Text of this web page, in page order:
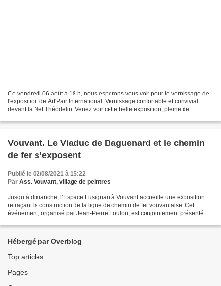
Ce vendredi 06 août à 18 h, nous espérons vous voir pour le vernissage de
l'exposition de Art'Pair International. Vernissage confortable et convivial
devant la Nef Théodelin. Venez voir cette belle exposition, pleine de
Vouvant. Le Viaduc de Baguenard et le chemin
de fer s’exposent
Publié le 02/08/2021 à 15:22
Par Ass. Vouvant, village de peintres
Jusqu’à dimanche, l’Espace Lusignan à Vouvant accueille une exposition
retraçant la construction de la ligne de chemin de fer vouvantaise. Cet
événement, organisé par Jean-Pierre Foulon, est conjointement présenté
Hébergé par Overblog
Top articles
Pages